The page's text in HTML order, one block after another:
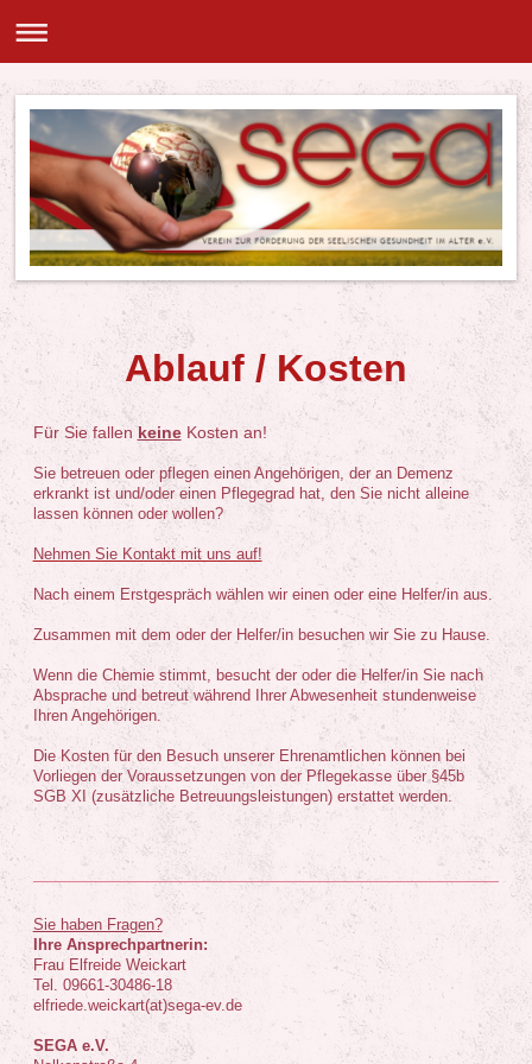
Ablauf / Kosten
Für Sie fallenkeineKosten an!
Sie betreuen oder pflegen einen Angehörigen, der an Demenz
erkrankt ist und/oder einen Pflegegrad hat, den Sie nicht alleine
lassen können oder wollen?
Nehmen Sie Kontakt mit uns auf!
Nach einem Erstgespräch wählen wir einen oder eine Helfer/in aus.
Zusammen mit dem oder der Helfer/in besuchen wir Sie zu Hause.
Wenn die Chemie stimmt, besucht der oder die Helfer/in Sie nach
Absprache und betreut während Ihrer Abwesenheit stundenweise
Ihren Angehörigen.
Die Kosten für den Besuch unserer Ehrenamtlichen können bei
Vorliegen der Voraussetzungen von der Pflegekasse über §45b
SGB XI (zusätzliche Betreuungsleistungen) erstattet werden.
Sie haben Fragen?
Ihre Ansprechpartnerin:
Frau Elfreide Weickart
Tel. 09661-30486-18
elfriede.weickart(at)sega-ev.de
SEGA e.V.